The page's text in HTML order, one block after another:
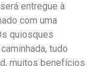
entregue à
com uma
quiosques
tudo
muitos benefícios